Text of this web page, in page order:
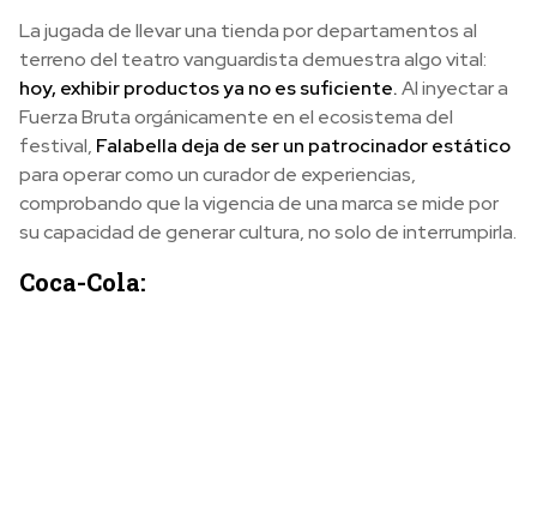
La jugada de llevar una tienda por departamentos al
terreno del teatro vanguardista demuestra algo vital:
hoy, exhibir productos ya no es suficiente.Al inyectar a
Fuerza Bruta orgánicamente en el ecosistema del
festival, Falabella deja de ser un patrocinador estático
para operar como un curador de experiencias,
comprobando que la vigencia de una marca se mide por
su capacidad de generar cultura, no solo de interrumpirla.
Coca-Cola: